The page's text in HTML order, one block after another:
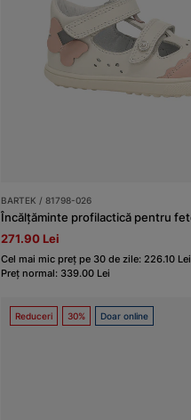
BARTEK / 81798-026
271.90 Lei
Cel mai mic preț pe 30 de zile: 226.10 Lei
Preț normal: 339.00 Lei
Reduceri 30% Doar online